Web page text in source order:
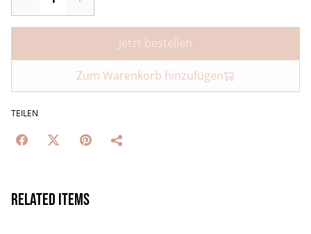
Jetzt bestellen
Zum Warenkorb hinzufügen
TEILEN
Related items